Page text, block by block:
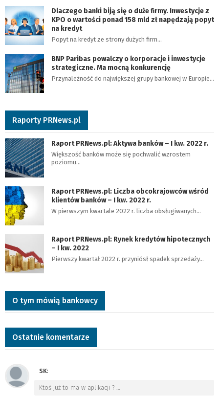
Dlaczego banki biją się o duże firmy. Inwestycje z
KPO o wartości ponad 158 mld zł napędzają popyt
na kredyt
Popyt na kredyt ze strony dużych firm…
BNP Paribas powalczy o korporacje i inwestycje
strategiczne. Ma mocną konkurencję
Przynależność do największej grupy bankowej w Europie…
Raporty PRNews.pl
Raport PRNews.pl: Aktywa banków – I kw. 2022 r.
Większość banków może się pochwalić wzrostem
poziomu…
Raport PRNews.pl: Liczba obcokrajowców wśród
klientów banków – I kw. 2022 r.
W pierwszym kwartale 2022 r. liczba obsługiwanych…
Raport PRNews.pl: Rynek kredytów hipotecznych
– I kw. 2022
Pierwszy kwartał 2022 r. przyniósł spadek sprzedaży…
O tym mówią bankowcy
Ostatnie komentarze
SK:
Ktoś już to ma w aplikacji ? …